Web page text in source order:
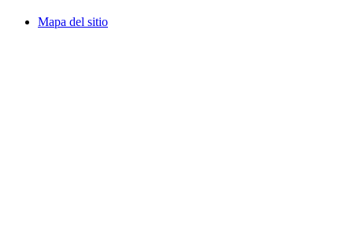
Mapa del sitio